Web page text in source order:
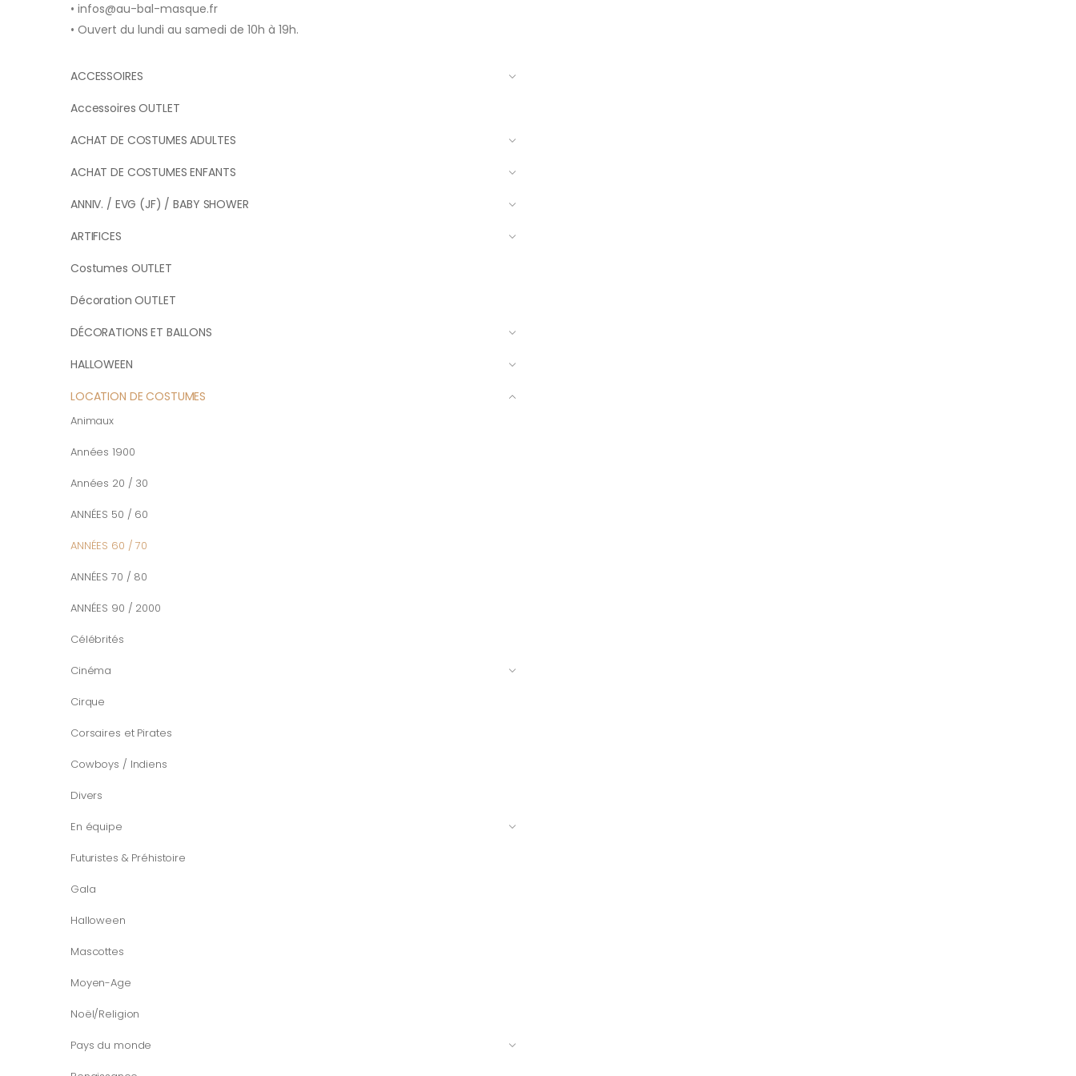
• infos@au-bal-masque.fr
• Ouvert du lundi au samedi de 10h à 19h.
ACCESSOIRES
Accessoires OUTLET
ACHAT DE COSTUMES ADULTES
ACHAT DE COSTUMES ENFANTS
ANNIV. / EVG (JF) / BABY SHOWER
ARTIFICES
Costumes OUTLET
Décoration OUTLET
DÉCORATIONS ET BALLONS
HALLOWEEN
LOCATION DE COSTUMES
Animaux
Années 1900
Années 20 / 30
ANNÉES 50 / 60
ANNÉES 60 / 70
ANNÉES 70 / 80
ANNÉES 90 / 2000
Célébrités
Cinéma
Cirque
Corsaires et Pirates
Cowboys / Indiens
Divers
En équipe
Futuristes & Préhistoire
Gala
Halloween
Mascottes
Moyen-Age
Noël/Religion
Pays du monde